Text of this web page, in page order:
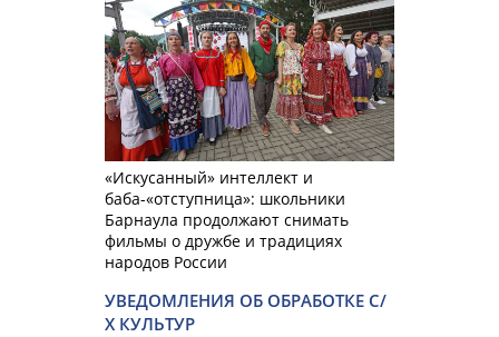
«Искусанный» интеллект и
баба-«отступница»: школьники
Барнаула продолжают снимать
фильмы о дружбе и традициях
народов России
УВЕДОМЛЕНИЯ ОБ ОБРАБОТКЕ С/
Х КУЛЬТУР